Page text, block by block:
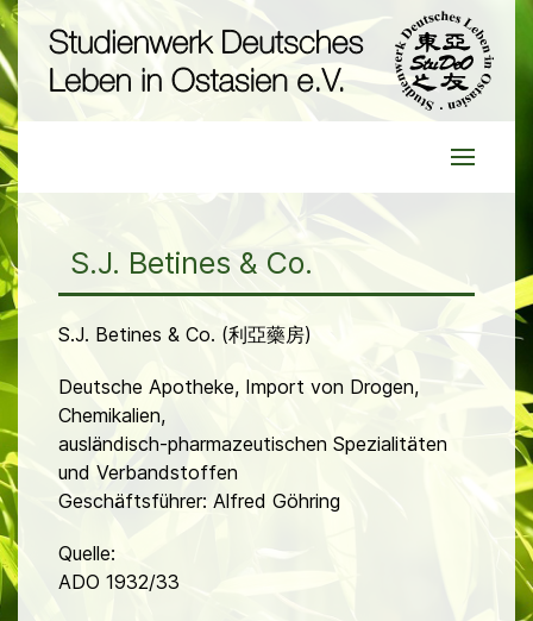
S.J. Betines & Co.
S.J. Betines & Co. (利亞藥房)
Deutsche Apotheke, Import von Drogen,
Chemikalien,
ausländisch-pharmazeutischen Spezialitäten
und Verbandstoffen
Geschäftsführer: Alfred Göhring
Quelle:
ADO 1932/33